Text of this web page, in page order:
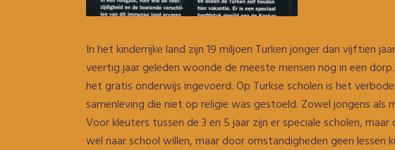
In het kinderrijke land zijn 19 miljoen Turken jonger dan vijftien
veertig jaar geleden woonde de meeste mensen nog in een
het gratis onderwijs ingevoerd. Op Turkse scholen is het
samenleving die niet op religie was gestoeld. Zowel jongens
Voor kleuters tussen de 3 en 5 jaar zijn er speciale scholen,
wel naar school willen, maar door omstandigheden geen